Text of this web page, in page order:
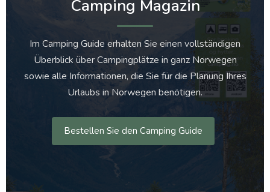
Camping Magazin
Im Camping Guide erhalten Sie einen vollständigen
Überblick über Campingplätze in ganz Norwegen
sowie alle Informationen, die Sie für die Planung Ihres
Urlaubs in Norwegen benötigen.
Bestellen Sie den Camping Guide